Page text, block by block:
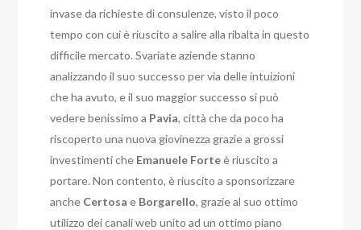
invase da richieste di consulenze, visto il poco
tempo con cui è riuscito a salire alla ribalta in questo
difficile mercato. Svariate aziende stanno
analizzando il suo successo per via delle intuizioni
che ha avuto, e il suo maggior successo si può
vedere benissimo a Pavia, città che da poco ha
riscoperto una nuova giovinezza grazie a grossi
investimenti che Emanuele Forteè riuscito a
portare. Non contento, è riuscito a sponsorizzare
anche Certosa e Borgarello, grazie al suo ottimo
utilizzo dei canali web unito ad un ottimo piano